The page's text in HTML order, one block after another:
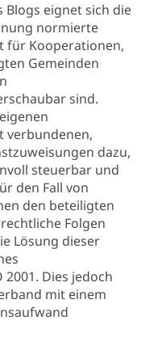
Blogs eignet sich die
normierte
für Kooperationen,
Gemeinden
sind.
verbundenen,
dazu,
steuerbar und
den Fall von
den beteiligten
Folgen
Lösung dieser
2001. Dies jedoch
mit einem